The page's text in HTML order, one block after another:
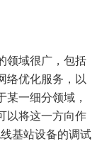
领域很广，包括
络优化服务，以
某一细分领域，
以将这一方向作
基站设备的调试